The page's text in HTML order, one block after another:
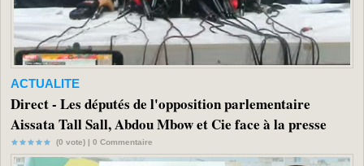
ACTUALITE
Direct - Les députés de l'opposition parlementaire
Aissata Tall Sall, Abdou Mbow et Cie face à la presse
(0 vote) | 0 Commentaire